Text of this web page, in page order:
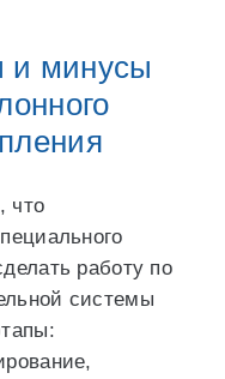
минусы
что
работу по
системы